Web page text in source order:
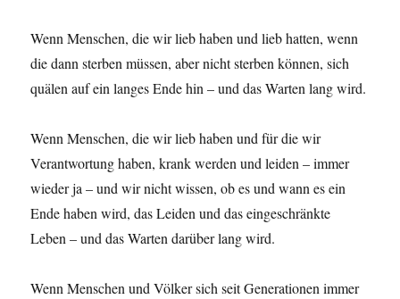
Wenn Menschen, die wir lieb haben und lieb hatten, wenn
die dann sterben müssen, aber nicht sterben können, sich
quälen auf ein langes Ende hin – und das Warten lang wird.
Wenn Menschen, die wir lieb haben und für die wir
Verantwortung haben, krank werden und leiden – immer
wieder ja – und wir nicht wissen, ob es und wann es ein
Ende haben wird, das Leiden und das eingeschränkte
Leben – und das Warten darüber lang wird.
Wenn Menschen und Völker sich seit Generationen immer